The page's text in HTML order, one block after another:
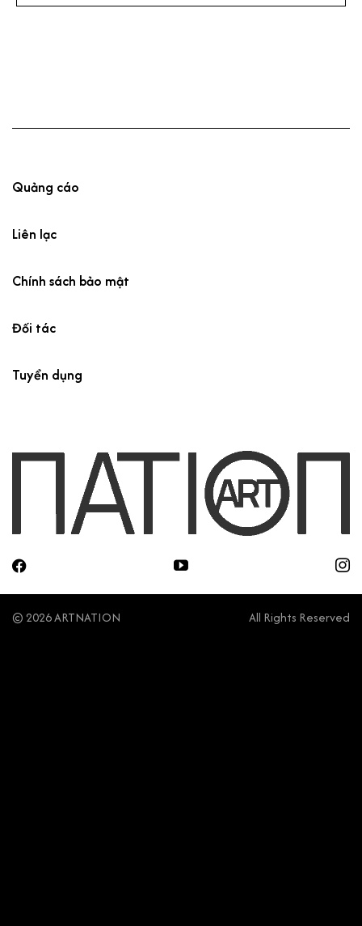
Quảng cáo
Liên lạc
Chính sách bảo mật
Đối tác
Tuyển dụng
© 2026 ARTNATION All Rights Reserved